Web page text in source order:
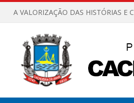
A VALORIZAÇÃO DAS HISTÓRIAS E